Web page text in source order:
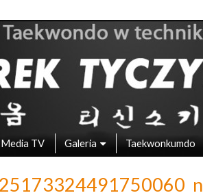
w Taekwondo
Media TV Galeria Taekwonkumdo